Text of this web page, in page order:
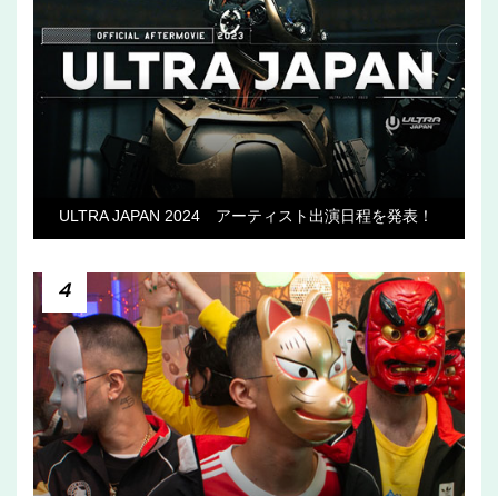
ULTRA JAPAN 2024 アーティスト出演日程を発表！
4